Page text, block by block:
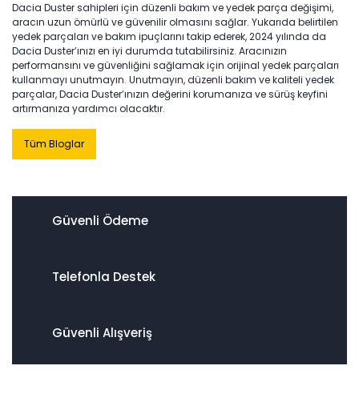
Dacia Duster sahipleri için düzenli bakım ve yedek parça değişimi,
aracın uzun ömürlü ve güvenilir olmasını sağlar. Yukarıda belirtilen
yedek parçaları ve bakım ipuçlarını takip ederek, 2024 yılında da
Dacia Duster’ınızı en iyi durumda tutabilirsiniz. Aracınızın
performansını ve güvenliğini sağlamak için orijinal yedek parçaları
kullanmayı unutmayın. Unutmayın, düzenli bakım ve kaliteli yedek
parçalar, Dacia Duster’ınızın değerini korumanıza ve sürüş keyfini
artırmanıza yardımcı olacaktır.
Tüm Bloglar
Güvenli Ödeme
Telefonla Destek
Güvenli Alışveriş